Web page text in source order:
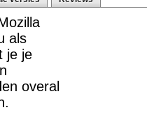
als
je je
overal